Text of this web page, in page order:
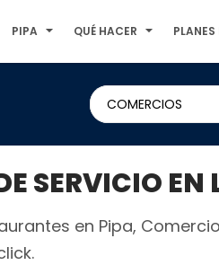
PIPA QUÉ HACER
COMERCIOS
SERVICIO
en Pipa,